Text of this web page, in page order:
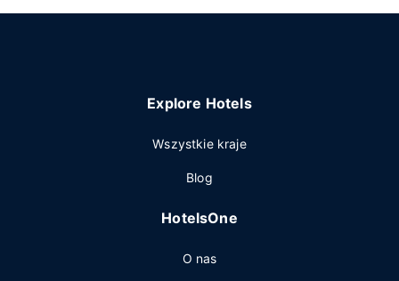
Explore Hotels
Wszystkie kraje
Blog
HotelsOne
O nas